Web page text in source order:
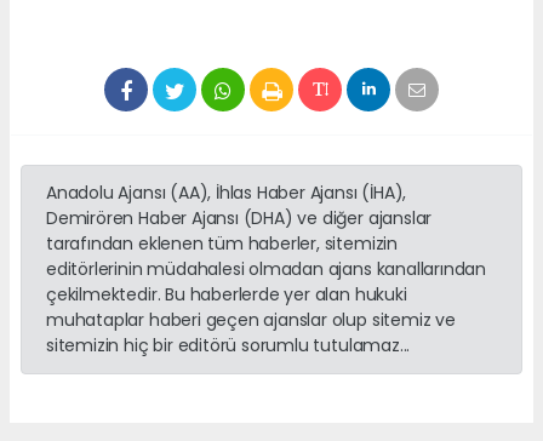
Anadolu Ajansı (AA), İhlas Haber Ajansı (İHA),
Demirören Haber Ajansı (DHA) ve diğer ajanslar
tarafından eklenen tüm haberler, sitemizin
editörlerinin müdahalesi olmadan ajans kanallarından
çekilmektedir. Bu haberlerde yer alan hukuki
muhataplar haberi geçen ajanslar olup sitemiz ve
sitemizin hiç bir editörü sorumlu tutulamaz...